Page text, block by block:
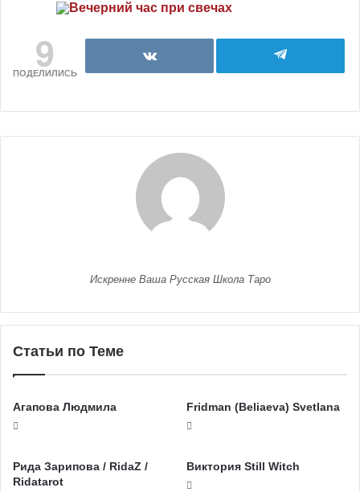
9
ПОДЕЛИЛИСЬ
Искренне Ваша Русская Школа Таро
Статьи по Теме
Агапова Людмила Fridman (Beliaeva) Svetlana
Рида Зарипова / RidaZ /
Ridatarot
Виктория Still Witch